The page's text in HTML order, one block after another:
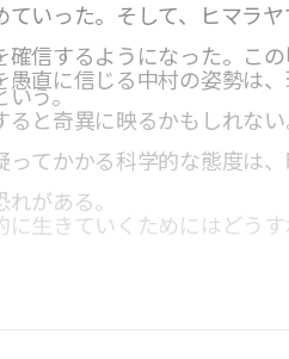
ていった。そして、ヒマラ
確信するようになった。こ
いう。
愚直に信じる中村の姿勢は
ると奇異に映るかもしれな
ってかかる科学的な態度は
がある。
に生きていくためにはどう